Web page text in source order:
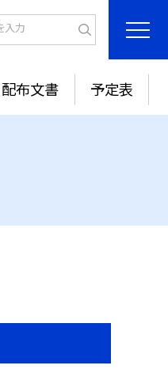
配布文書 予定表